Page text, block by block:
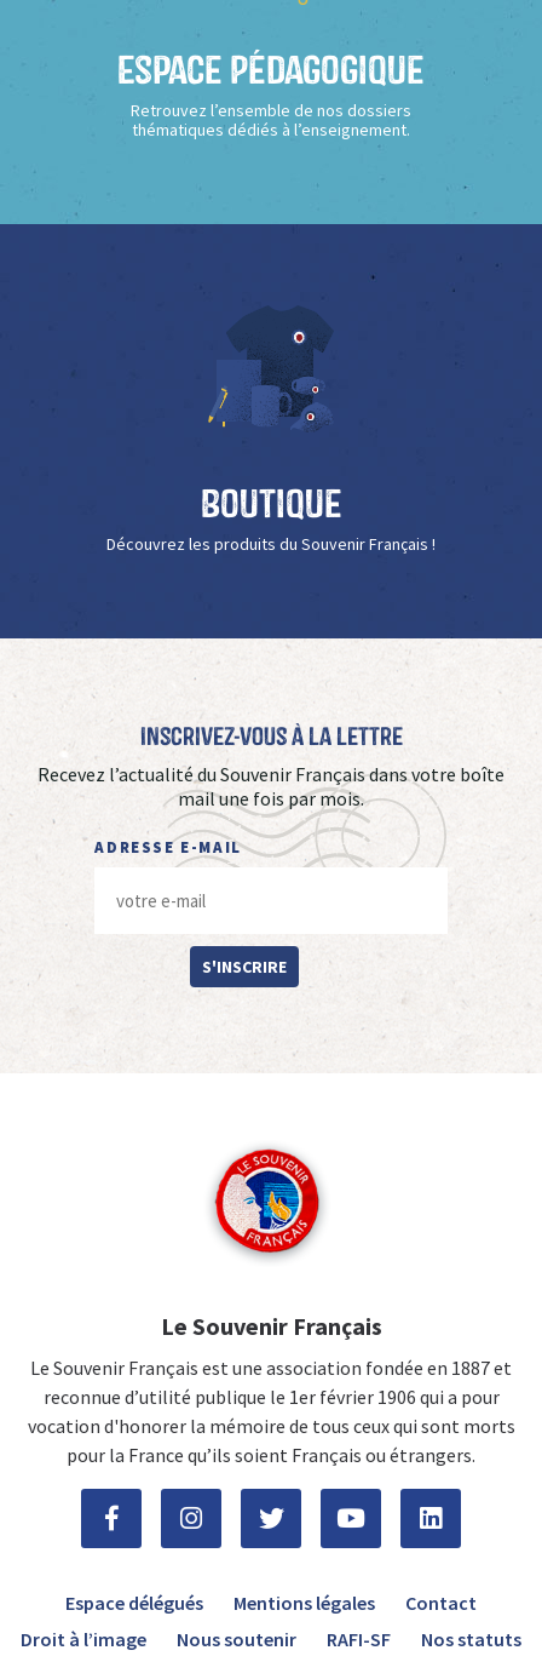
Espace Pédagogique
Retrouvez l’ensemble de nos dossiers
thématiques dédiés à l’enseignement.
Boutique
Découvrez les produits du Souvenir Français !
Inscrivez-vous à La Lettre
Recevez l’actualité du Souvenir Français dans votre boîte
mail une fois par mois.
ADRESSE E-MAIL
S'INSCRIRE
Le Souvenir Français
Le Souvenir Français est une association fondée en 1887 et
reconnue d’utilité publique le 1er février 1906 qui a pour
vocation d'honorer la mémoire de tous ceux qui sont morts
pour la France qu’ils soient Français ou étrangers.
Espace délégués Mentions légales
Contact
Droit à l’image
Nous soutenir RAFI-SF Nos statuts